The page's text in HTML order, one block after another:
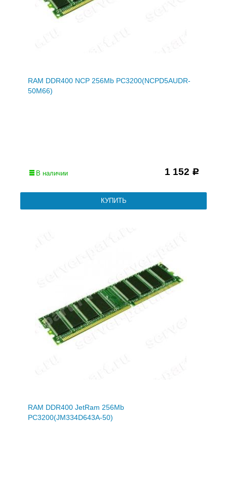
RAM DDR400 NCP 256Mb PC3200(NCPD5AUDR-
50M66)
В наличии 1 152 Р
RAM DDR400 JetRam 256Mb
PC3200(JM334D643A-50)